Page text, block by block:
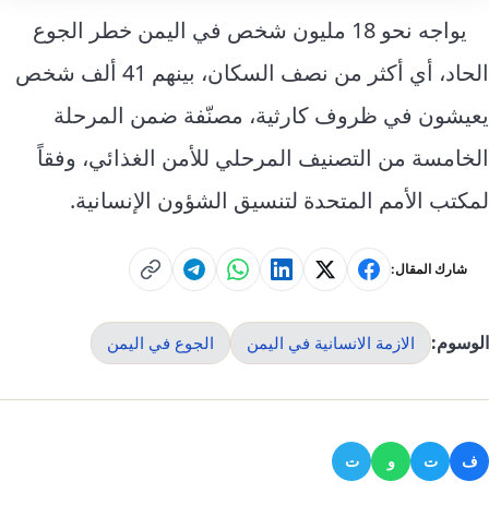
يواجه نحو 18 مليون شخص في اليمن خطر الجوع
الحاد، أي أكثر من نصف السكان، بينهم 41 ألف شخص
يعيشون في ظروف كارثية، مصنّفة ضمن المرحلة
الخامسة من التصنيف المرحلي للأمن الغذائي، وفقاً
لمكتب الأمم المتحدة لتنسيق الشؤون الإنسانية.
شارك المقال:
الوسوم: الازمة الانسانية في اليمن الجوع في اليمن
ف ت و ت